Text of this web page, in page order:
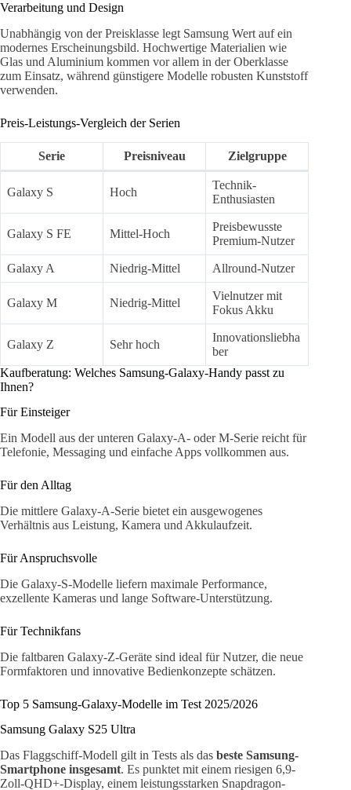
Verarbeitung und Design
Unabhängig von der Preisklasse legt Samsung Wert auf ein
modernes Erscheinungsbild. Hochwertige Materialien wie
Glas und Aluminium kommen vor allem in der Oberklasse
zum Einsatz, während günstigere Modelle robusten Kunststoff
verwenden.
Preis-Leistungs-Vergleich der Serien
Serie Preisniveau Zielgruppe
Galaxy S Hoch
Technik-
Enthusiasten
Galaxy S FE Mittel-Hoch
Preisbewusste
Premium-Nutzer
Galaxy A Niedrig-Mittel Allround-Nutzer
Galaxy M Niedrig-Mittel
Vielnutzer mit
Fokus Akku
Galaxy Z Sehr hoch
Innovationsliebha
ber
Kaufberatung: Welches Samsung-Galaxy-Handy passt zu
Ihnen?
Für Einsteiger
Ein Modell aus der unteren Galaxy-A- oder M-Serie reicht für
Telefonie, Messaging und einfache Apps vollkommen aus.
Für den Alltag
Die mittlere Galaxy-A-Serie bietet ein ausgewogenes
Verhältnis aus Leistung, Kamera und Akkulaufzeit.
Für Anspruchsvolle
Die Galaxy-S-Modelle liefern maximale Performance,
exzellente Kameras und lange Software-Unterstützung.
Für Technikfans
Die faltbaren Galaxy-Z-Geräte sind ideal für Nutzer, die neue
Formfaktoren und innovative Bedienkonzepte schätzen.
Top 5 Samsung-Galaxy-Modelle im Test 2025/2026
Samsung Galaxy S25 Ultra
Das Flaggschiff-Modell gilt in Tests als das beste Samsung-
Smartphone insgesamt. Es punktet mit einem riesigen 6,9-
Zoll-QHD+-Display, einem leistungsstarken Snapdragon-